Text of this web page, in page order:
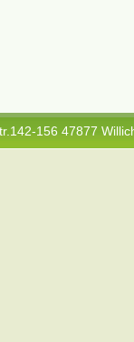
156 47877